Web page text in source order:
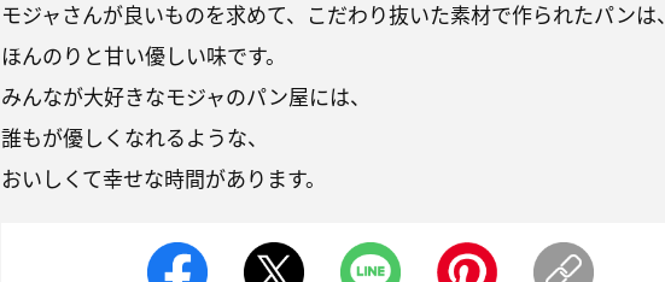
モジャさんが良いものを求めて、こだわり抜いた素材で作られたパンは、
ほんのりと甘い優しい味です。
みんなが大好きなモジャのパン屋には、
誰もが優しくなれるような、
おいしくて幸せな時間があります。